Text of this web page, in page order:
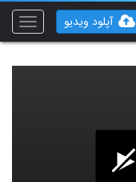
Toggle
آپلود ویدیو